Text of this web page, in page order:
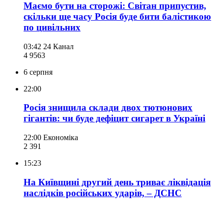
Маємо бути на сторожі: Світан припустив,
скільки ще часу Росія буде бити балістикою
по цивільних
03:42 24 Канал
4 9563
6 серпня
22:00
Росія знищила склади двох тютюнових
гігантів: чи буде дефіцит сигарет в Україні
22:00 Економіка
2 391
15:23
На Київщині другий день триває ліквідація
наслідків російських ударів, – ДСНС